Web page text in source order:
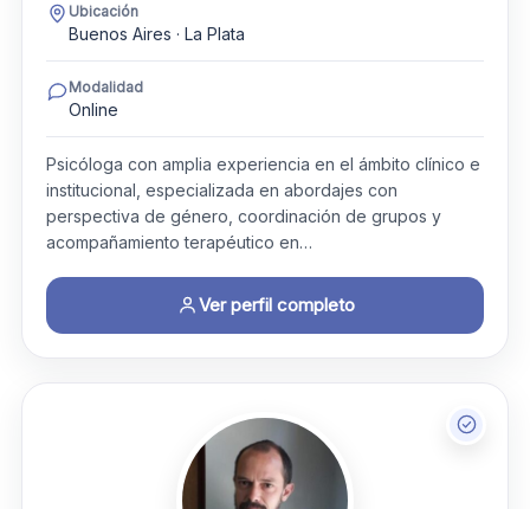
Ubicación
Buenos Aires · La Plata
Modalidad
Online
Psicóloga con amplia experiencia en el ámbito clínico e
institucional, especializada en abordajes con
perspectiva de género, coordinación de grupos y
acompañamiento terapéutico en…
Ver perfil completo